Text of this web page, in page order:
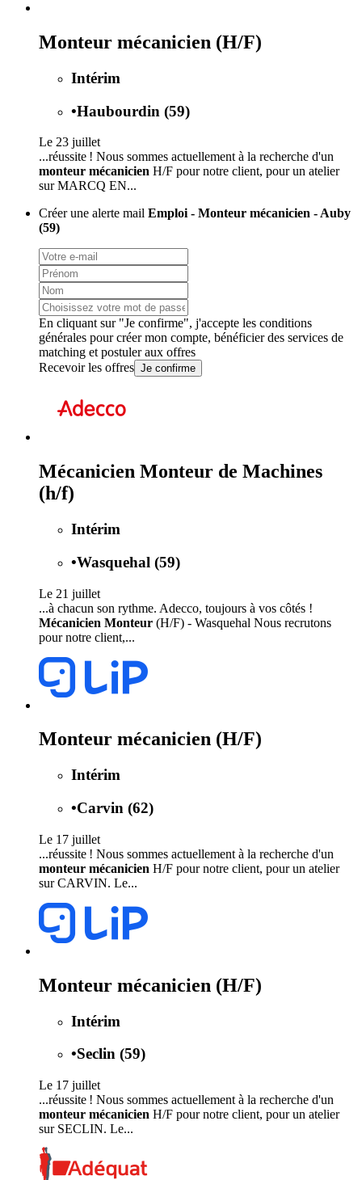
Monteur mécanicien (H/F)
Intérim
•Haubourdin (59)
Le 23 juillet
...réussite ! Nous sommes actuellement à la recherche d'un
monteur mécanicien H/F pour notre client, pour un atelier
sur MARCQ EN...
Créer une alerte mail Emploi - Monteur mécanicien - Auby
(59)
En cliquant sur "Je confirme", j'accepte les conditions
générales pour créer mon compte, bénéficier des services de
matching et postuler aux offres
Recevoir les offres Je confirme
Mécanicien Monteur de Machines
(h/f)
Intérim
•Wasquehal (59)
Le 21 juillet
...à chacun son rythme. Adecco, toujours à vos côtés !
Mécanicien Monteur (H/F) - Wasquehal Nous recrutons
pour notre client,...
Monteur mécanicien (H/F)
Intérim
•Carvin (62)
Le 17 juillet
...réussite ! Nous sommes actuellement à la recherche d'un
monteur mécanicien H/F pour notre client, pour un atelier
sur CARVIN. Le...
Monteur mécanicien (H/F)
Intérim
•Seclin (59)
Le 17 juillet
...réussite ! Nous sommes actuellement à la recherche d'un
monteur mécanicien H/F pour notre client, pour un atelier
sur SECLIN. Le...